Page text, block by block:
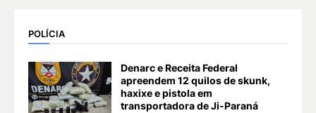
POLÍCIA
Denarc e Receita Federal
apreendem 12 quilos de skunk,
haxixe e pistola em
transportadora de Ji-Paraná